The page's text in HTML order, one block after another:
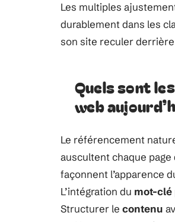
Les multiples
durablement dans les
son site reculer
Quels sont
web
Le référencement
auscultent chaque
façonnent l’apparence
L’intégration du mot-
Structurer le contenu